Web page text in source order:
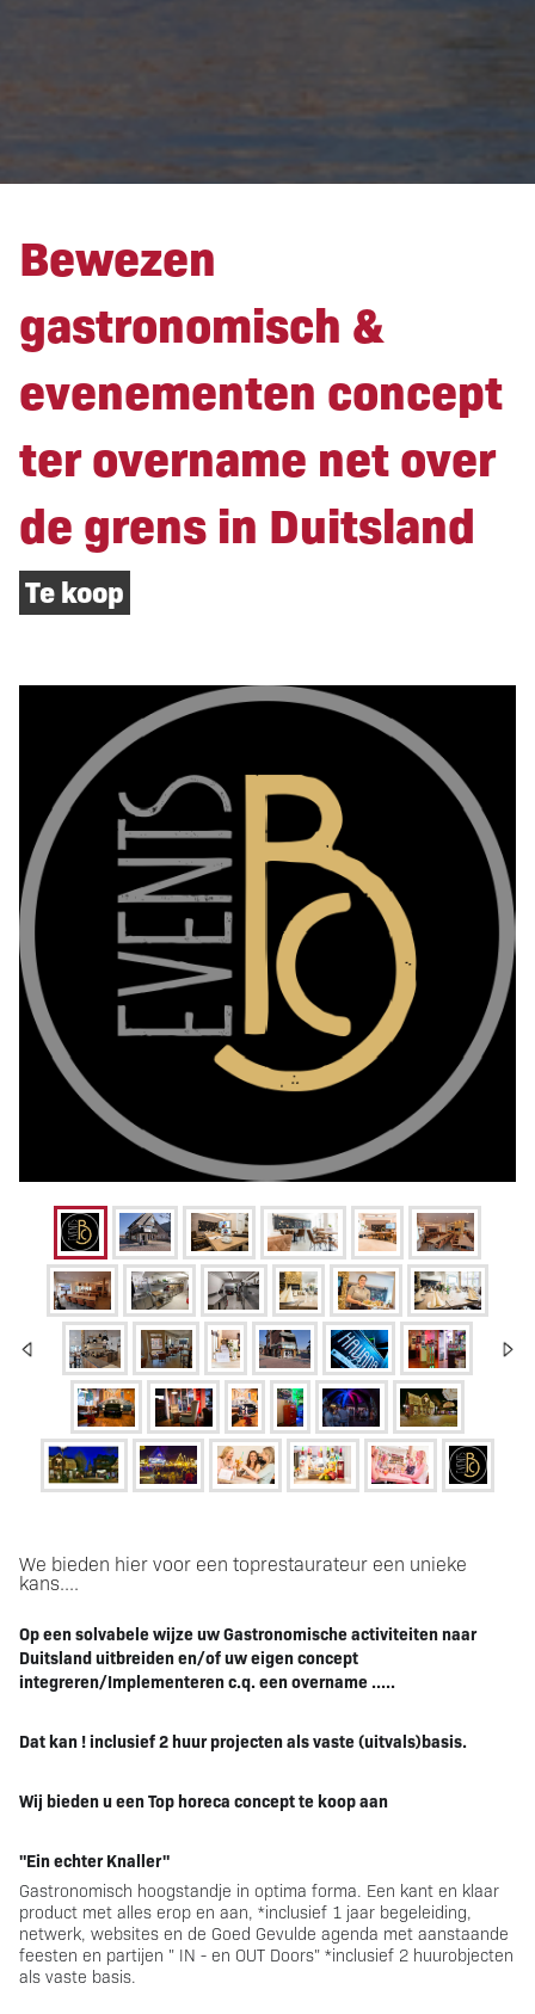
Bewezen
gastronomisch &
evenementen concept
ter overname net over
de grens in Duitsland
Te koop
Bewezen
gastronomisch &
evenementen concept
ter overname net over
de grens in Duitsland
We bieden hier voor een toprestaurateur een unieke
kans....
Op een solvabele wijze uw Gastronomische activiteiten naar
Duitsland uitbreiden en/ofuw eigen concept
integreren/Implementeren c.q. een overname .....
Dat kan ! inclusief 2 huur projecten als vaste (uitvals)basis.
Wij bieden u een Top horeca concept te koop aan
"Ein echter Knaller"
Gastronomisch hoogstandje in optima forma. Een kant en klaar
product met alles erop en aan, *inclusief 1 jaar begeleiding,
netwerk, websites en de Goed Gevulde agenda met aanstaande
feesten en partijen " IN - en OUT Doors" *inclusief 2 huurobjecten
als vaste basis.